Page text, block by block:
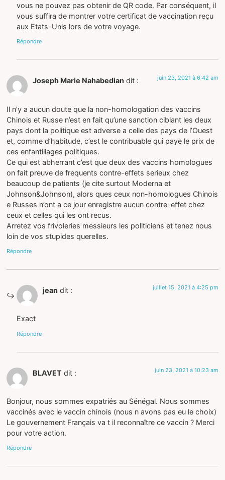
vous ne pouvez pas obtenir de QR code. Par conséquent, il
vous suffira de montrer votre certificat de vaccination reçu
aux Etats-Unis lors de votre voyage.
Répondre
Joseph Marie Nahabedian dit : juin 23, 2021 à 6:42 am
Il n’y a aucun doute que la non-homologation des vaccins
Chinois et Russe n’est en fait qu’une sanction ciblant les deux
pays dont la politique est adverse a celle des pays de l’Ouest
et, comme d’habitude, c’est le contribuable qui paye le prix de
ces enfantillages politiques.
Ce qui est abherrant c’est que deux des vaccins homologues
on fait preuve de frequents contre-effets serieux chez
beaucoup de patients (je cite surtout Moderna et
Johnson&Johnson), alors ques ceux non-homologues Chinois
e Russes n’ont a ce jour enregistre aucun contre-effet chez
ceux et celles qui les ont recus.
Arretez vos frivoleries messieurs les politiciens et tenez nous
loin de vos stupides querelles.
Répondre
jean dit : juillet 15, 2021 à 4:25 pm
Exact
Répondre
BLAVET dit : juin 23, 2021 à 10:23 am
Bonjour, nous sommes expatriés au Sénégal. Nous sommes
vaccinés avec le vaccin chinois (nous n avons pas eu le choix)
Le gouvernement Français va t il reconnaître ce vaccin ? Merci
pour votre action.
Répondre